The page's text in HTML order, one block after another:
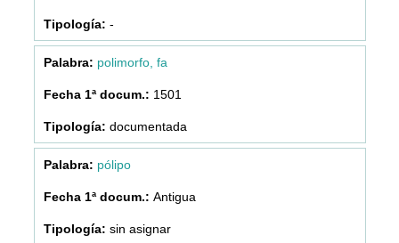
-
polimorfo, fa
1501
documentada
pólipo
Antigua
sin asignar